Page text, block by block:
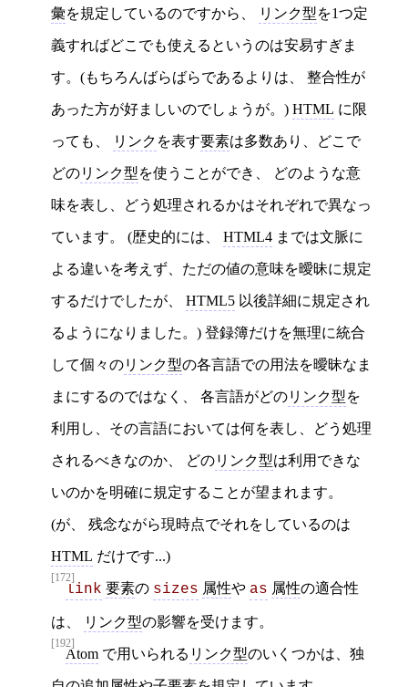
彙を規定しているのですから、 リンク型を1つ定
義すればどこでも使えるというのは安易すぎま
す。(もちろんばらばらであるよりは、 整合性が
あった方が好ましいのでしょうが。) HTML に限
っても、 リンク を表す要素は多数あり、どこで
どのリンク型を使うことができ、 どのような意
味を表し、どう処理されるかはそれぞれで異なっ
ています。 (歴史的には、 HTML4 までは文脈に
よる違いを考えず、ただの値の意味を曖昧に規定
するだけでしたが、 HTML5 以後詳細に規定され
るようになりました。) 登録簿だけを無理に統合
して個々のリンク型の各言語での用法を曖昧なま
まにするのではなく、 各言語がどのリンク型を
利用し、その言語においては何を表し、どう処理
されるべきなのか、 どのリンク型は利用できな
いのかを明確に規定することが望まれます。
(が、 残念ながら現時点でそれをしているのは
HTML だけです...)
[172]
link 要素の sizes 属性や as 属性の適合性
は、 リンク型の影響を受けます。
[192]
Atom で用いられる リンク型のいくつかは、独